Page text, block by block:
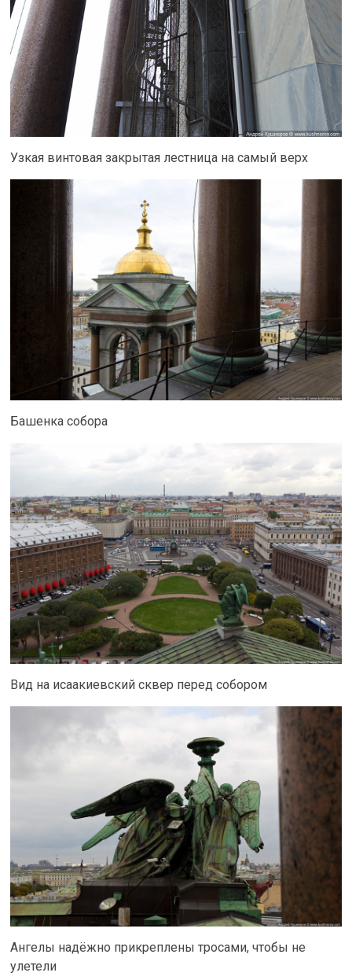
Узкая винтовая закрытая лестница на самый верх
Башенка собора
Вид на исаакиевский сквер перед собором
Ангелы надёжно прикреплены тросами, чтобы не
улетели